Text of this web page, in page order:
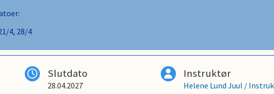
4, 28/4
Slutdato
28.04.2027
Instruktør
Helene Lund Juul /